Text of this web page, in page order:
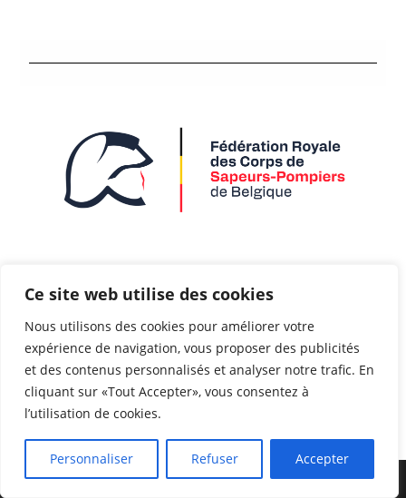
Ce site web utilise des cookies
Nous utilisons des cookies pour améliorer votre
expérience de navigation, vous proposer des publicités
et des contenus personnalisés et analyser notre trafic. En
cliquant sur «Tout Accepter», vous consentez à
l’utilisation de cookies.
Personnaliser Refuser Accepter
Mentions légales
Partenaires
Copyright 2026 - FRCSPB